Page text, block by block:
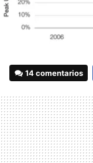
14 comentarios